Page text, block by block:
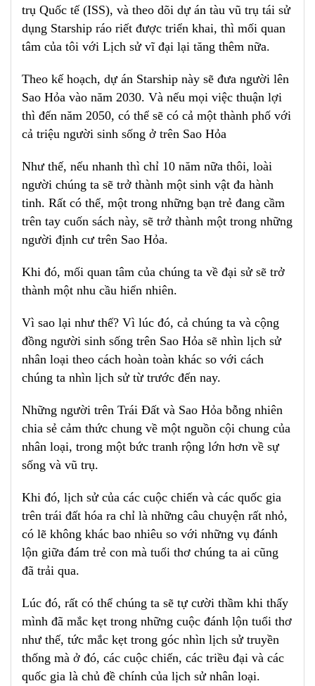
trụ Quốc tế (ISS), và theo dõi dự án tàu vũ trụ tái sử
dụng Starship ráo riết được triển khai, thì mối quan
tâm của tôi với Lịch sử vĩ đại lại tăng thêm nữa.
Theo kế hoạch, dự án Starship này sẽ đưa người lên
Sao Hỏa vào năm 2030. Và nếu mọi việc thuận lợi
thì đến năm 2050, có thể sẽ có cả một thành phố với
cả triệu người sinh sống ở trên Sao Hỏa
Như thế, nếu nhanh thì chỉ 10 năm nữa thôi, loài
người chúng ta sẽ trở thành một sinh vật đa hành
tinh. Rất có thể, một trong những bạn trẻ đang cầm
trên tay cuốn sách này, sẽ trở thành một trong những
người định cư trên Sao Hỏa.
Khi đó, mối quan tâm của chúng ta về đại sử sẽ trở
thành một nhu cầu hiển nhiên.
Vì sao lại như thế? Vì lúc đó, cả chúng ta và cộng
đồng người sinh sống trên Sao Hỏa sẽ nhìn lịch sử
nhân loại theo cách hoàn toàn khác so với cách
chúng ta nhìn lịch sử từ trước đến nay.
Những người trên Trái Đất và Sao Hỏa bỗng nhiên
chia sẻ cảm thức chung về một nguồn cội chung của
nhân loại, trong một bức tranh rộng lớn hơn về sự
sống và vũ trụ.
Khi đó, lịch sử của các cuộc chiến và các quốc gia
trên trái đất hóa ra chỉ là những câu chuyện rất nhỏ,
có lẽ không khác bao nhiêu so với những vụ đánh
lộn giữa đám trẻ con mà tuổi thơ chúng ta ai cũng
đã trải qua.
Lúc đó, rất có thể chúng ta sẽ tự cười thầm khi thấy
mình đã mắc kẹt trong những cuộc đánh lộn tuổi thơ
như thế, tức mắc kẹt trong góc nhìn lịch sử truyền
thống mà ở đó, các cuộc chiến, các triều đại và các
quốc gia là chủ đề chính của lịch sử nhân loại.